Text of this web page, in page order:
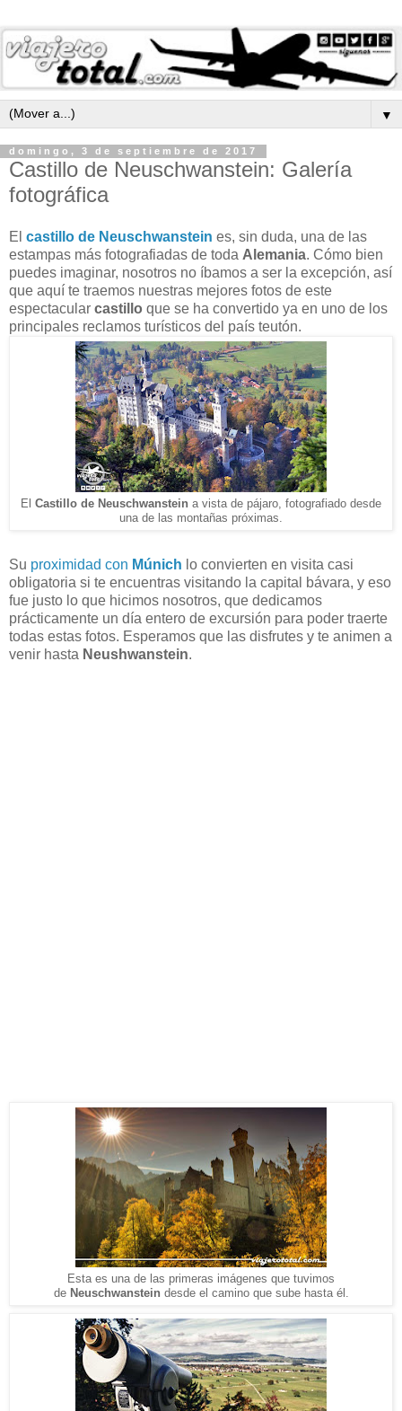
▼
domingo, 3 de septiembre de 2017
Castillo de Neuschwanstein: Galería
fotográfica
El castillo de Neuschwanstein es, sin duda, una de las
estampas más fotografiadas de toda Alemania. Cómo bien
puedes imaginar, nosotros no íbamos a ser la excepción, así
que aquí te traemos nuestras mejores fotos de este
espectacular castillo que se ha convertido ya en uno de los
principales reclamos turísticos del país teutón.
El Castillo de Neuschwanstein a vista de pájaro, fotografiado desde
una de las montañas próximas.
Su proximidad con Múnich lo convierten en visita casi
obligatoria si te encuentras visitando la capital bávara, y eso
fue justo lo que hicimos nosotros, que dedicamos
prácticamente un día entero de excursión para poder traerte
todas estas fotos. Esperamos que las disfrutes y te animen a
venir hasta Neushwanstein.
Esta es una de las primeras imágenes que tuvimos
de Neuschwanstein desde el camino que sube hasta él.